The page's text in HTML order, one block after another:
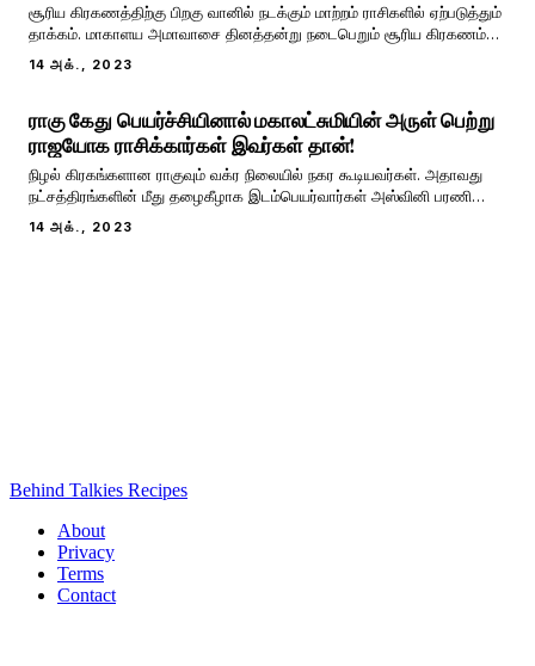
சூரிய கிரகணத்திற்கு பிறகு வானில் நடக்கும் மாற்றம் ராசிகளில் ஏற்படுத்தும்
தாக்கம். மாகாளய அமாவாசை தினத்தன்று நடைபெறும் சூரிய கிரகணம்
இந்த ஆண்டின் இறுதி சூரியகிரகணம். வருடத்தில் மூன்றிலிருந்து நான்கு
சூரிய கிரகணங்கள் வரை நடைபெறும். அப்படி இந்த ஆண்டின் கடைசி
14 அக்., 2023
ராகு கேது பெயர்ச்சியினால் மகாலட்சுமியின் அருள் பெற்று
ராஜயோக ராசிக்கார்கள் இவர்கள் தான்!
நிழல் கிரகங்களான ராகுவும் வக்ர நிலையில் நகர கூடியவர்கள். அதாவது
நட்சத்திரங்களின் மீது தழைகீழாக இடம்பெயர்வார்கள் அஸ்வினி பரணி
கார்த்திகை என்று மற்ற கிரகங்கள் இடம் பெயர்ந்தால் ராகுவும் கேதுவும்
கார்த்திகை ரோகிணி அஸ்வினி என்று பின் நோக்கி இடம் பெயர்வார்கள்.
14 அக்., 2023
Behind Talkies Recipes
About
Privacy
Terms
Contact